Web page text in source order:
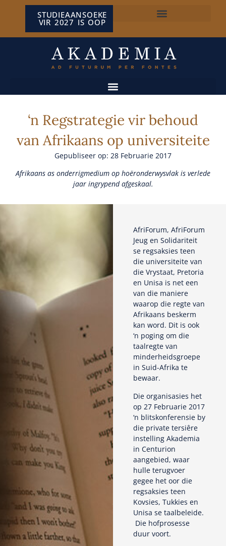
STUDIEAANSOEKE
VIR 2027 IS OOP
‘n Regstrategie vir behoud
van Afrikaans op universiteite
Gepubliseer op: 28 Februarie 2017
Afrikaans as onderrigmedium op hoëronderwysvlak is verlede
jaar ingrypend afgeskaal.
AfriForum, AfriForum
Jeug en Solidariteit
se regsaksies teen
die universiteite van
die Vrystaat, Pretoria
en Unisa is net een
van die maniere
waarop die regte van
Afrikaans beskerm
kan word. Dit is ook
‘n poging om die
taalregte van
minderheidsgroepe
in Suid-Afrika te
bewaar.
Die organisasies het
op 27 Februarie 2017
‘n blitskonferensie by
die private tersiêre
instelling Akademia
in Centurion
aangebied, waar
hulle terugvoer
gegee het oor die
regsaksies teen
Kovsies, Tukkies en
Unisa se taalbeleide.
Die hofprosesse
duur voort.